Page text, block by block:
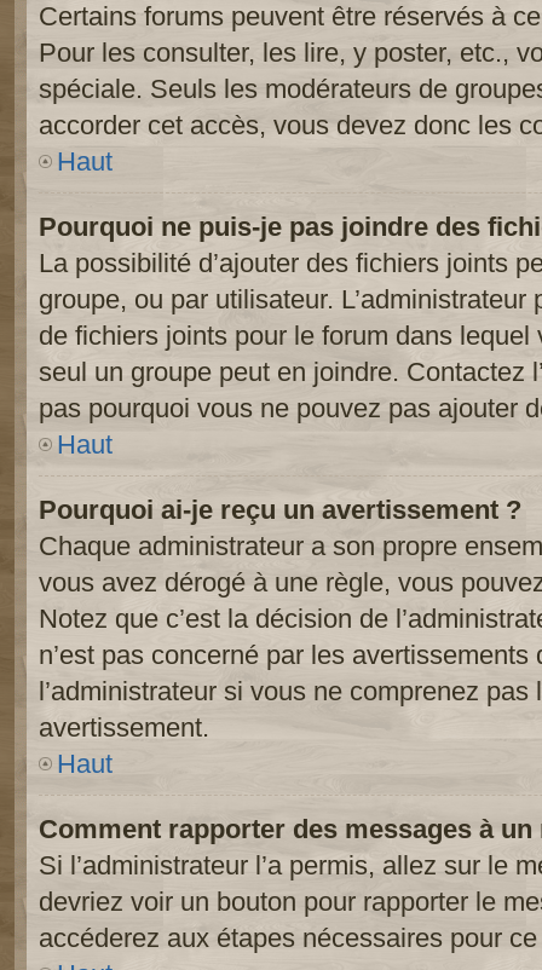
Certains forums peuvent être réservés à
Pour les consulter, les lire, y poster, etc.,
spéciale. Seuls les modérateurs de
accorder cet accès, vous devez donc les
Haut
Pourquoi ne puis-je pas joindre des
La possibilité d’ajouter des fichiers joints
groupe, ou par utilisateur. L’administrateur
de fichiers joints pour le forum dans
seul un groupe peut en joindre. Contactez
pas pourquoi vous ne pouvez pas ajouter
Haut
Pourquoi ai-je reçu un avertissement ?
Chaque administrateur a son propre
vous avez dérogé à une règle, vous
Notez que c’est la décision de
n’est pas concerné par les avertissements
l’administrateur si vous ne comprenez
avertissement.
Haut
Comment rapporter des messages à
Si l’administrateur l’a permis, allez sur le
devriez voir un bouton pour rapporter le
accéderez aux étapes nécessaires pour